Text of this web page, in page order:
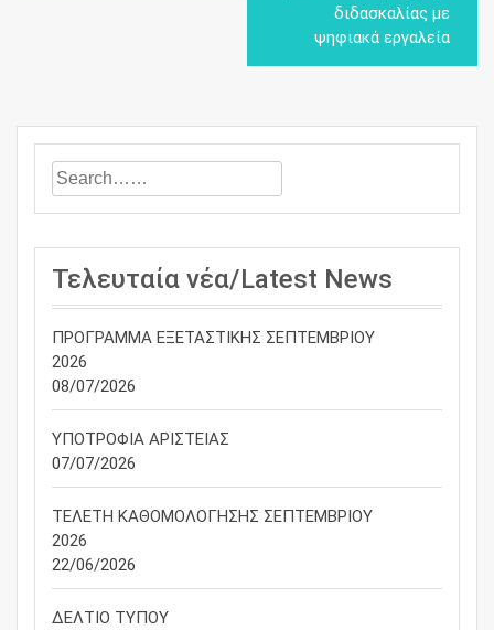
διδασκαλίας με
ψηφιακά εργαλεία
Τελευταία νέα/Latest News
ΠΡΟΓΡΑΜΜΑ ΕΞΕΤΑΣΤΙΚΗΣ ΣΕΠΤΕΜΒΡΙΟΥ
2026
08/07/2026
ΥΠΟΤΡΟΦΙΑ ΑΡΙΣΤΕΙΑΣ
07/07/2026
ΤΕΛΕΤΗ ΚΑΘΟΜΟΛΟΓΗΣΗΣ ΣΕΠΤΕΜΒΡΙΟΥ
2026
22/06/2026
ΔΕΛΤΙΟ ΤΥΠΟΥ